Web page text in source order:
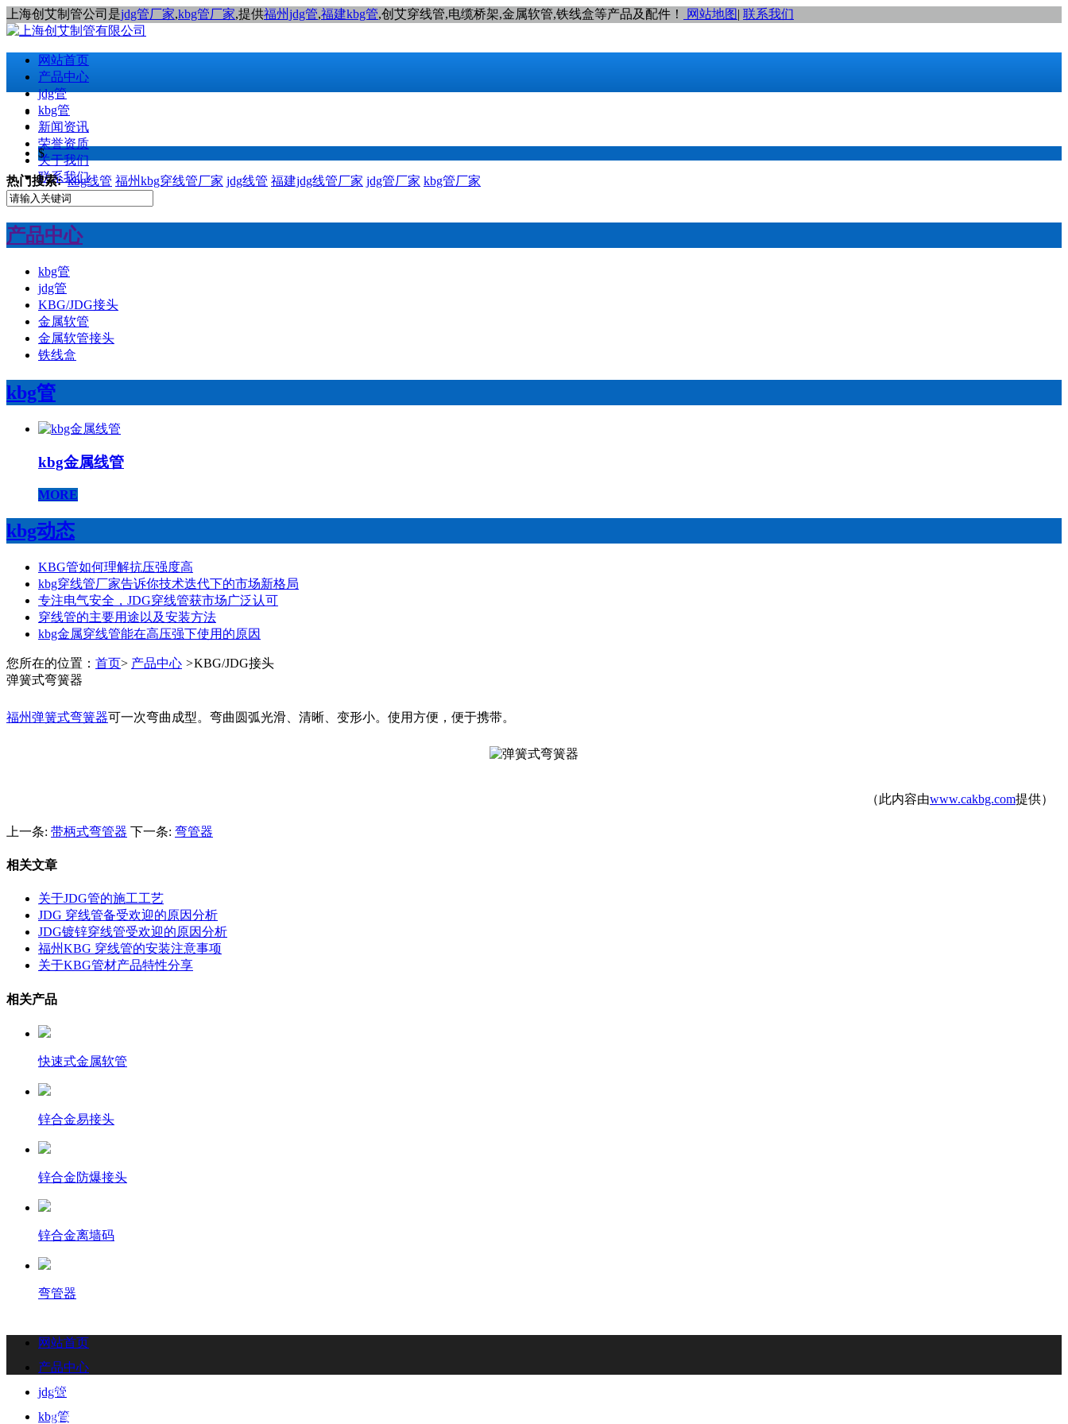
上海创艾制管公司是jdg管厂家,kbg管厂家,提供福州jdg管,福建kbg管,创艾穿线管,电缆桥架,金属软管,铁线盒等产品及配件！ 网站地图 | 联系我们
网站首页
产品中心
jdg管
kbg管
新闻资讯
荣誉资质
关于我们
联系我们
$
热门搜索: kbg线管 福州kbg穿线管厂家 jdg线管 福建jdg线管厂家 jdg管厂家 kbg管厂家
产品中心
kbg管
jdg管
KBG/JDG接头
金属软管
金属软管接头
铁线盒
kbg管
kbg金属线管
MORE
kbg动态
KBG管如何理解抗压强度高
kbg穿线管厂家告诉你技术迭代下的市场新格局
专注电气安全，JDG穿线管获市场广泛认可
穿线管的主要用途以及安装方法
kbg金属穿线管能在高压强下使用的原因
您所在的位置： 首页> 产品中心 >KBG/JDG接头
弹簧式弯簧器
福州弹簧式弯簧器可一次弯曲成型。弯曲圆弧光滑、清晰、变形小。使用方便，便于携带。
（此内容由www.cakbg.com提供）
上一条: 带柄式弯管器 下一条: 弯管器
相关文章
关于JDG管的施工工艺
JDG 穿线管备受欢迎的原因分析
JDG镀锌穿线管受欢迎的原因分析
福州KBG 穿线管的安装注意事项
关于KBG管材产品特性分享
相关产品
快速式金属软管
锌合金易接头
锌合金防爆接头
锌合金离墙码
弯管器
网站首页
产品中心
jdg管
kbg管
联系我们
联系人：梁先生